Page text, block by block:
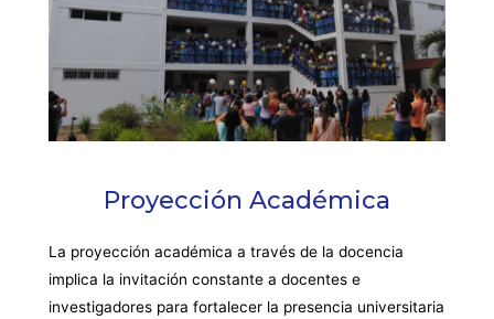
Proyección Académica
La proyección académica a través de la docencia
implica la invitación constante a docentes e
investigadores para fortalecer la presencia universitaria